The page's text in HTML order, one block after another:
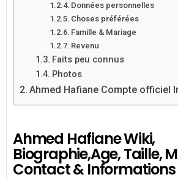
Données personnelles
Choses préférées
Famille & Mariage
Revenu
Faits peu connus
Photos
Ahmed Hafiane Compte officiel
Ahmed Hafiane Wiki,
Biographie,Age, Taille,
Contact & Informations